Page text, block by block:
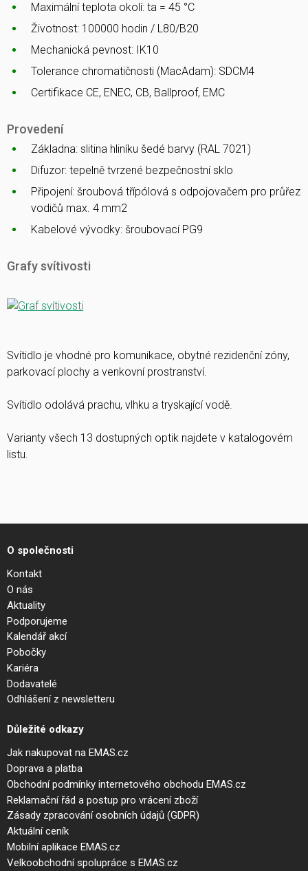
Maximální teplota okolí: ta = 45 °C
Životnost: 100000 hodin / L80/B20
Mechanická pevnost: IK10
Tolerance chromatičnosti (MacAdam): SDCM4
Certifikace CE, ENEC, CB, Ballproof, EMC
Provedení
Základna: slitina hliníku šedé barvy (RAL 7021)
Difuzor: tepelně tvrzené bezpečnostní sklo
Připojení: šroubová třípólová s odpojovačem pro průřez
vodičů max. 4 mm2
Kabelové vývodky: šroubovací PG9
Grafy svítivosti
Svítidlo je vhodné pro komunikace, obytné rezidenční zóny,
parkovací plochy a venkovní prostranství.
Svítidlo odolává prachu, vlhku a tryskající vodě.
Varianty všech 13 dostupných optik najdete v katalogovém
listu.
O společnosti
Kontakt
O nás
Aktuality
Podporujeme
Kalendář akcí
Pobočky
Kariéra
Dodavatelé
Odhlášení z newsletteru
Důležité odkazy
Jak nakupovat na EMAS.cz
Doprava a platba
Obchodní podmínky internetového obchodu EMAS.cz
Reklamační řád a postup pro vrácení zboží
Zásady zpracování osobních údajů (GDPR)
Aktuální ceník
Mobilní aplikace EMAS.cz
Velkoobchodní spolupráce s EMAS.cz